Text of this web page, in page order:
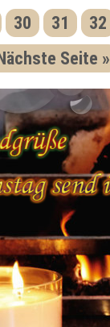
30 31 32
Seite »